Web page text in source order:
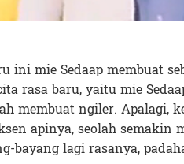
ini mie Sedaap membuat
rasa baru, yaitu mie
membuat ngiler. Apalagi,
apinya, seolah semakin
bayang lagi rasanya,